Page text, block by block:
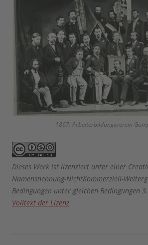
1867: Arbeiterbildungsverein
Dieses Werk ist lizenziert unter einer
Namensnennung-NichtKommerziell-
Bedingungen unter gleichen Bedingungen
Volltext der Lizenz